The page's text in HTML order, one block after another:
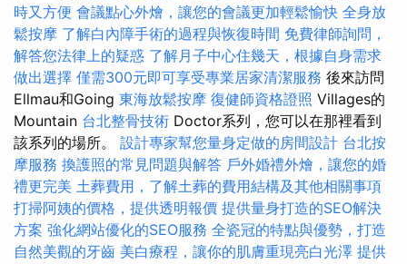
時又方便 會議點心外燴，讓您的會議更加輕鬆愉快 全身放
鬆按摩 了解白內障手術的過程與恢復時間 免費律師詢問，
解答您法律上的疑惑 了解月子中心住幾天，根據自身需求
做出選擇 僅需300元即可享受專業居家清潔服務 後來訪問
Ellmau和Going 東海放鬆按摩 復健師資格證照 Villages的
Mountain 台北整骨技術 Doctor系列，您可以在那裡看到
該系列的場所。 設計專家幫您量身定做的房間設計 台北按
摩服務 換護照的常見問題與解答 戶外婚禮外燴，讓您的婚
禮更完美 土葬費用，了解土葬的費用結構及其他相關事項
打掃阿姨的價格，提供透明報價 提供量身打造的SEO解決
方案 強化網站優化的SEO服務 全瓷冠的特點與優勢，打造
自然美觀的牙齒 美白療程，讓你的肌膚重現亮白光澤 提供